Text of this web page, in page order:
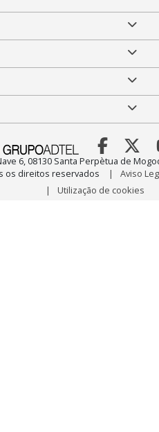
6, 08130 Santa Perpètua de
os direitos reservados
Aviso
Utilização de cookies